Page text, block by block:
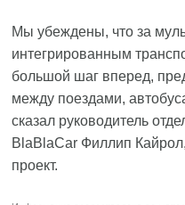
Мы убеждены, что за
интегрированным
большой шаг вперед,
между поездами,
сказал руководитель
BlaBlaCar Филлип
проект.